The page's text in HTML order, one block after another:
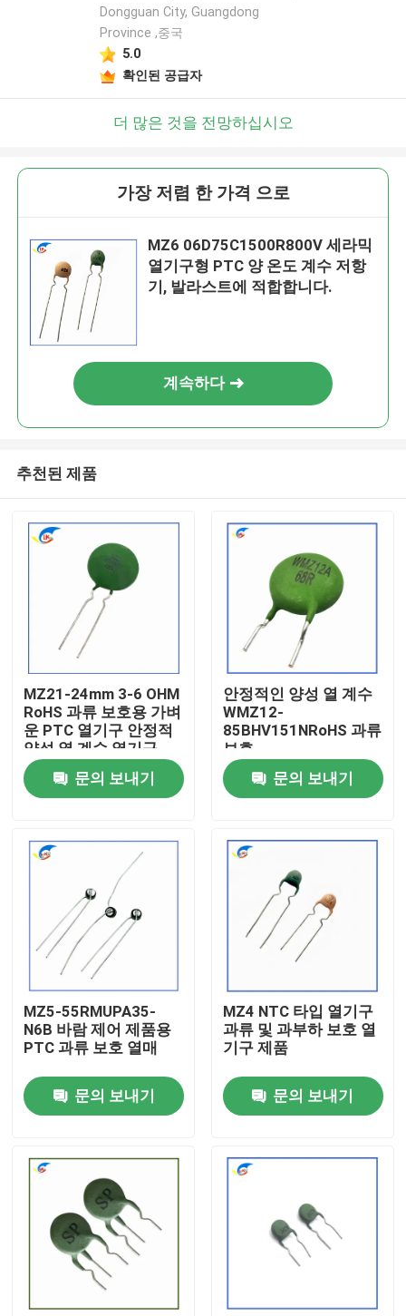
제품
비디오
우리 에 관한 것
공장 투어
품질 관리
사건
PTC 서미스터
Dongguan City, Guangdong
Province ,중국
5.0
확인된 공급자
더 많은 것을 전망하십시오
가장 저렴 한 가격 으로
MZ6 06D75C1500R800V 세라믹
열기구형 PTC 양 온도 계수 저항
기, 발라스트에 적합합니다.
계속하다
추천된 제품
MZ21-24mm 3-6 OHM
RoHS 과류 보호용 가벼
운 PTC 열기구 안정적
양성 열 계수 열기구
문의 보내기
안정적인 양성 열 계수
WMZ12-
85BHV151NRoHS 과류
보호
문의 보내기
MZ5-55RMUPA35-
N6B 바람 제어 제품용
PTC 과류 보호 열매
문의 보내기
MZ4 NTC 타입 열기구
과류 및 과부하 보호 열
기구 제품
문의 보내기